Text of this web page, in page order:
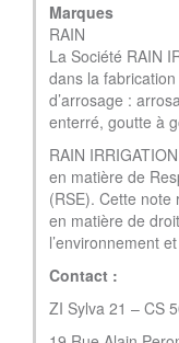
Marques
RAIN
La Société RAIN
dans la
d’arrosage :
enterré, goutte à
RAIN
en matière de
(RSE). Cette
en matière de
l’environnement
Contact :
ZI Sylva 21 – CS